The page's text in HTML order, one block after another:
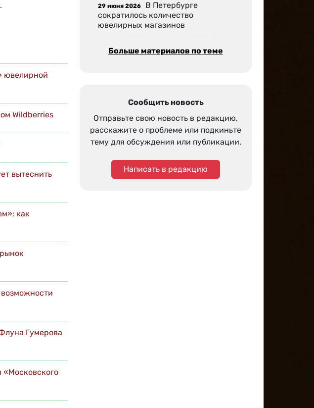
ювелирной
Wildberries
вытеснить
как
Гумерова
«Московского
29 июня 2026 В Петербурге
сократилось количество
ювелирных магазинов
Больше материалов по теме
Сообщить новость
Отправьте свою новость в редакцию,
расскажите о проблеме или подкиньте
тему для обсуждения или публикации.
Написать в редакцию